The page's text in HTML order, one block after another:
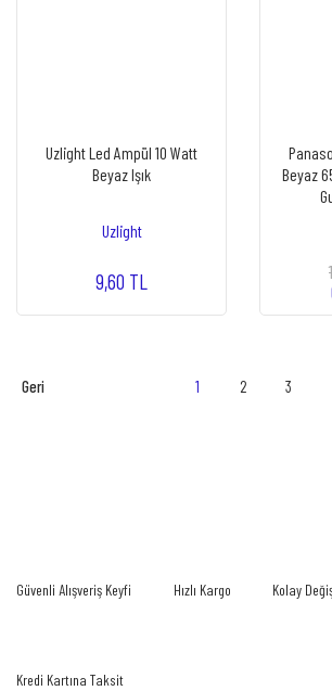
Uzlight Led Ampül 10 Watt
Beyaz Işık
Uzlight
9,60 TL
Beyaz
1 2 3
Güvenli Alışveriş Keyfi Hızlı Kargo Kolay
Kredi Kartına Taksit